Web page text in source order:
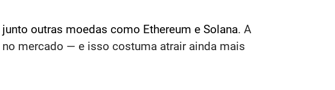
outras moedas como Ethereum e Solana. A
mercado — e isso costuma atrair ainda mais